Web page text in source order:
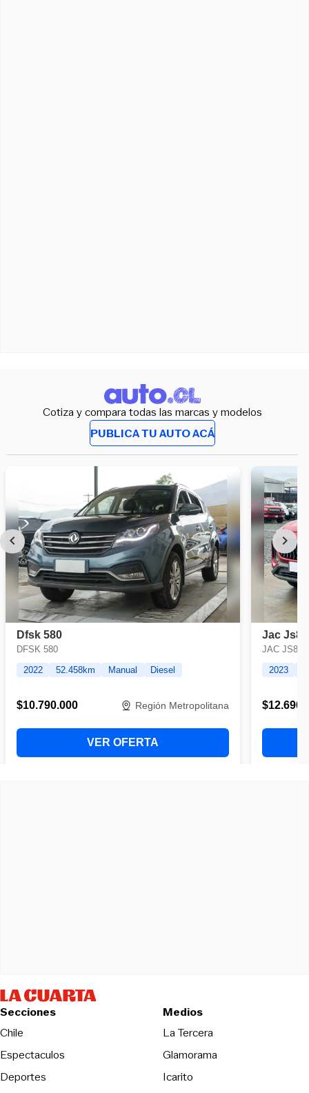
Cotiza y compara todas las marcas y modelos
PUBLICA TU AUTO ACÁ
Secciones
Chile
Espectaculos
Deportes
Medios
La TerceraOpens in new
Glamorama
Icarito